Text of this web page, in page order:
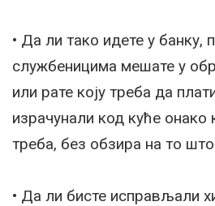
• Да ли тако идете у банку,
службеницима мешате у
или рате коју треба да
израчунали код куће онако
треба, без обзира на то
• Да ли бисте исправљали